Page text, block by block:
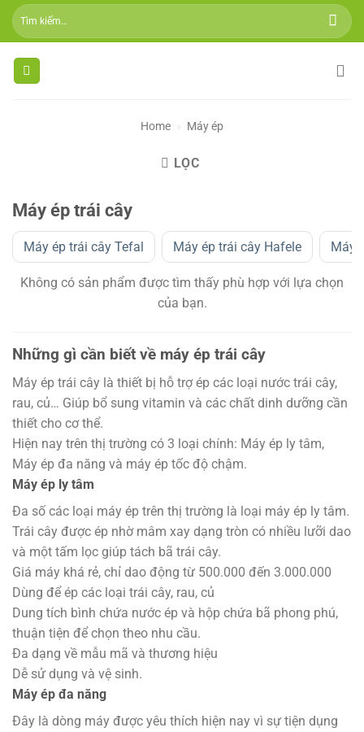
Skip
Tìm
kiếm:
Home » Máy ép
LỌC
Máy ép trái cây
Máy ép trái cây Tefal Máy ép trái cây Hafele Máy
Không có sản phẩm được tìm thấy phù hợp với lựa chọn
của bạn.
Những gì cần biết về máy ép trái cây
Máy ép trái cây là thiết bị hỗ trợ ép các loại nước trái cây,
rau, củ… Giúp bổ sung vitamin và các chất dinh dưỡng cần
thiết cho cơ thể.
Hiện nay trên thị trường có 3 loại chính: Máy ép ly tâm,
Máy ép đa năng và máy ép tốc độ chậm.
Máy ép ly tâm
Đa số các loại máy ép trên thị trường là loại máy ép ly tâm.
Trái cây được ép nhờ mâm xay dạng tròn có nhiều lưỡi dao
và một tấm lọc giúp tách bã trái cây.
Giá máy khá rẻ, chỉ dao động từ 500.000 đến 3.000.000
Dùng để ép các loại trái cây, rau, củ
Dung tích bình chứa nước ép và hộp chứa bã phong phú,
thuận tiện để chọn theo nhu cầu.
Đa dạng về mẫu mã và thương hiệu
Dễ sử dụng và vệ sinh.
Máy ép đa năng
Đây là dòng máy được yêu thích hiện nay vì sự tiện dụng